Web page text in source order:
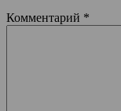
Комментарий *